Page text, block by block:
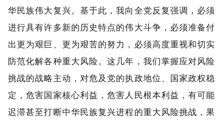
华民族伟大复兴。基于此，我向全党反复强调，必须
进行具有许多新的历史特点的伟大斗争，必须准备付
出更为艰巨、更为艰苦的努力，必须高度重视和切实
防范化解各种重大风险。这几年，我们掌握应对风险
挑战的战略主动，对危及党的执政地位、国家政权稳
定，危害国家核心利益，危害人民根本利益，有可能
迟滞甚至打断中华民族复兴进程的重大风险挑战，果